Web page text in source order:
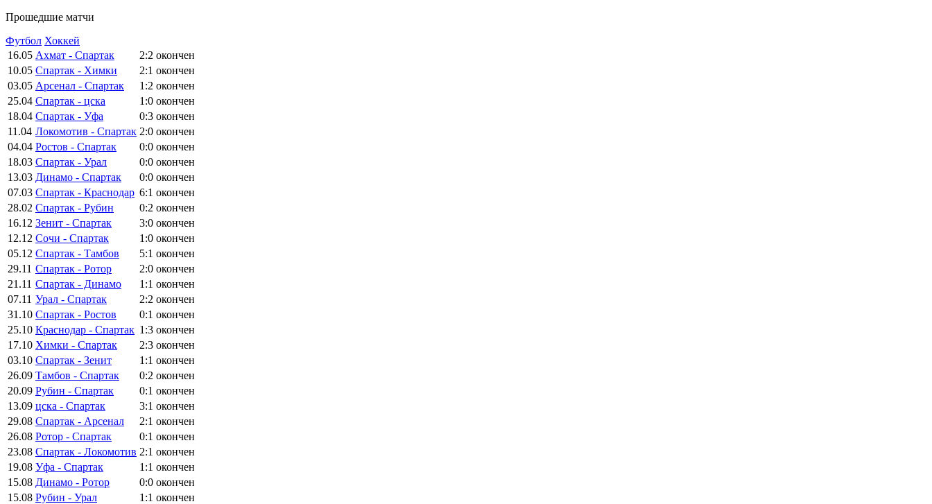
Прошедшие матчи
Футбол Хоккей
16.05 Ахмат - Спартак 2:2 окончен
10.05 Спартак - Химки 2:1 окончен
03.05 Арсенал - Спартак 1:2 окончен
25.04 Спартак - цска 1:0 окончен
18.04 Спартак - Уфа 0:3 окончен
11.04 Локомотив - Спартак 2:0 окончен
04.04 Ростов - Спартак 0:0 окончен
18.03 Спартак - Урал 0:0 окончен
13.03 Динамо - Спартак 0:0 окончен
07.03 Спартак - Краснодар 6:1 окончен
28.02 Спартак - Рубин 0:2 окончен
16.12 Зенит - Спартак 3:0 окончен
12.12 Сочи - Спартак 1:0 окончен
05.12 Спартак - Тамбов 5:1 окончен
29.11 Спартак - Ротор 2:0 окончен
21.11 Спартак - Динамо 1:1 окончен
07.11 Урал - Спартак 2:2 окончен
31.10 Спартак - Ростов 0:1 окончен
25.10 Краснодар - Спартак 1:3 окончен
17.10 Химки - Спартак 2:3 окончен
03.10 Спартак - Зенит 1:1 окончен
26.09 Тамбов - Спартак 0:2 окончен
20.09 Рубин - Спартак 0:1 окончен
13.09 цска - Спартак 3:1 окончен
29.08 Спартак - Арсенал 2:1 окончен
26.08 Ротор - Спартак 0:1 окончен
23.08 Спартак - Локомотив 2:1 окончен
19.08 Уфа - Спартак 1:1 окончен
15.08 Динамо - Ротор 0:0 окончен
15.08 Рубин - Урал 1:1 окончен